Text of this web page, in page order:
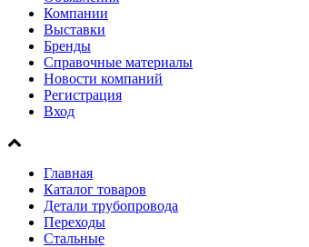
Компании
Выставки
Бренды
Справочные материалы
Новости компаний
Регистрация
Вход
Главная
Каталог товаров
Детали трубопровода
Переходы
Стальные